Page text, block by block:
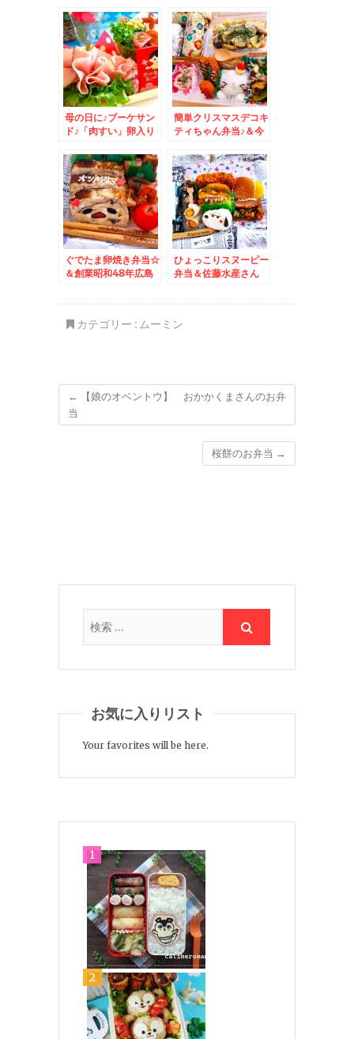
りドンキー！」レギュ
ラー＆おろしそバーグ
300g( ´艸｀)
母の日に♪ブーケサン
ド♪「肉すい」卵入り
たくなる♪
簡単クリスマスデコキ
ティちゃん弁当♪＆今
しいピザに出会う
☆「share pizza」シ
ェアピッツァの絶品ピ
ザ☆
ぐでたま卵焼き弁当☆
＆創業昭和48年広島
ひょっこりスヌーピー
弁当＆佐藤水産さん
カテゴリー : ムーミン
←
【娘のオベントウ】 おかかくまさんのお弁
当
桜餅のお弁当 →
お気に入りリスト
Your favorites will be here.